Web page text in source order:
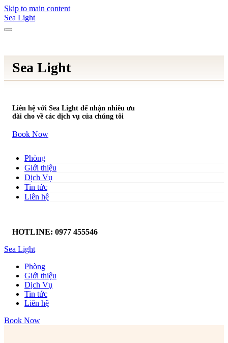
Skip to main content
Sea Light
Sea Light
Liên hệ với Sea Light để nhận nhiều ưu
đãi cho về các dịch vụ của chúng tôi
Book Now
Phòng
Giới thiệu
Dịch Vụ
Tin tức
Liên hệ
HOTLINE: 0977 455546
Sea Light
Phòng
Giới thiệu
Dịch Vụ
Tin tức
Liên hệ
Book Now